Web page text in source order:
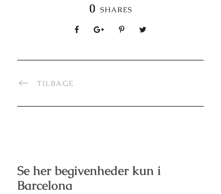
0 SHARES
TILBAGE
Se her begivenheder kun i
Barcelona